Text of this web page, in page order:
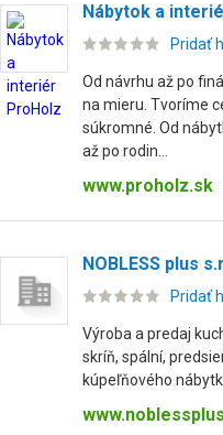
Nábytok a
Pridať
Od návrhu až po
na mieru. Tvoríme
súkromné. Od
až po rodin...
www.proholz.sk
NOBLESS plus
Pridať
Výroba a predaj
skríň, spální,
kúpeľňového